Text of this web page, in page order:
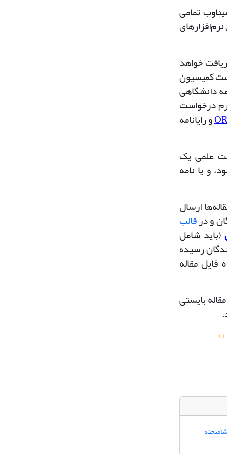
تمامی
خواهد
کمیسیون
دانشگاهی
درخواست
و رایانامه
علمی یک
و یا نامه
ارسال
و درقالب
(باید شامل
رسیده
مقاله
بایستی